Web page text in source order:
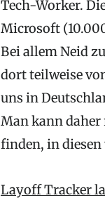
Tech-Worker.
Microsoft
Bei allem Neid
dort teilweise
uns in
Man kann daher
finden, in
Layoff Tracker